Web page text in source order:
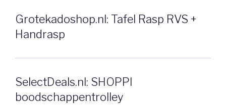
Grotekadoshop.nl: Tafel Rasp RVS +
Handrasp
SelectDeals.nl: SHOPPI
boodschappentrolley